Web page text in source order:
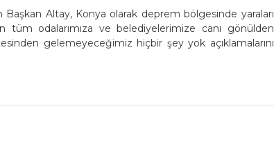
Altay, Konya olarak deprem bölgesinde yaraları
tüm odalarımıza ve belediyelerimize canı gönülden
gelemeyeceğimiz hiçbir şey yok açıklamalarını